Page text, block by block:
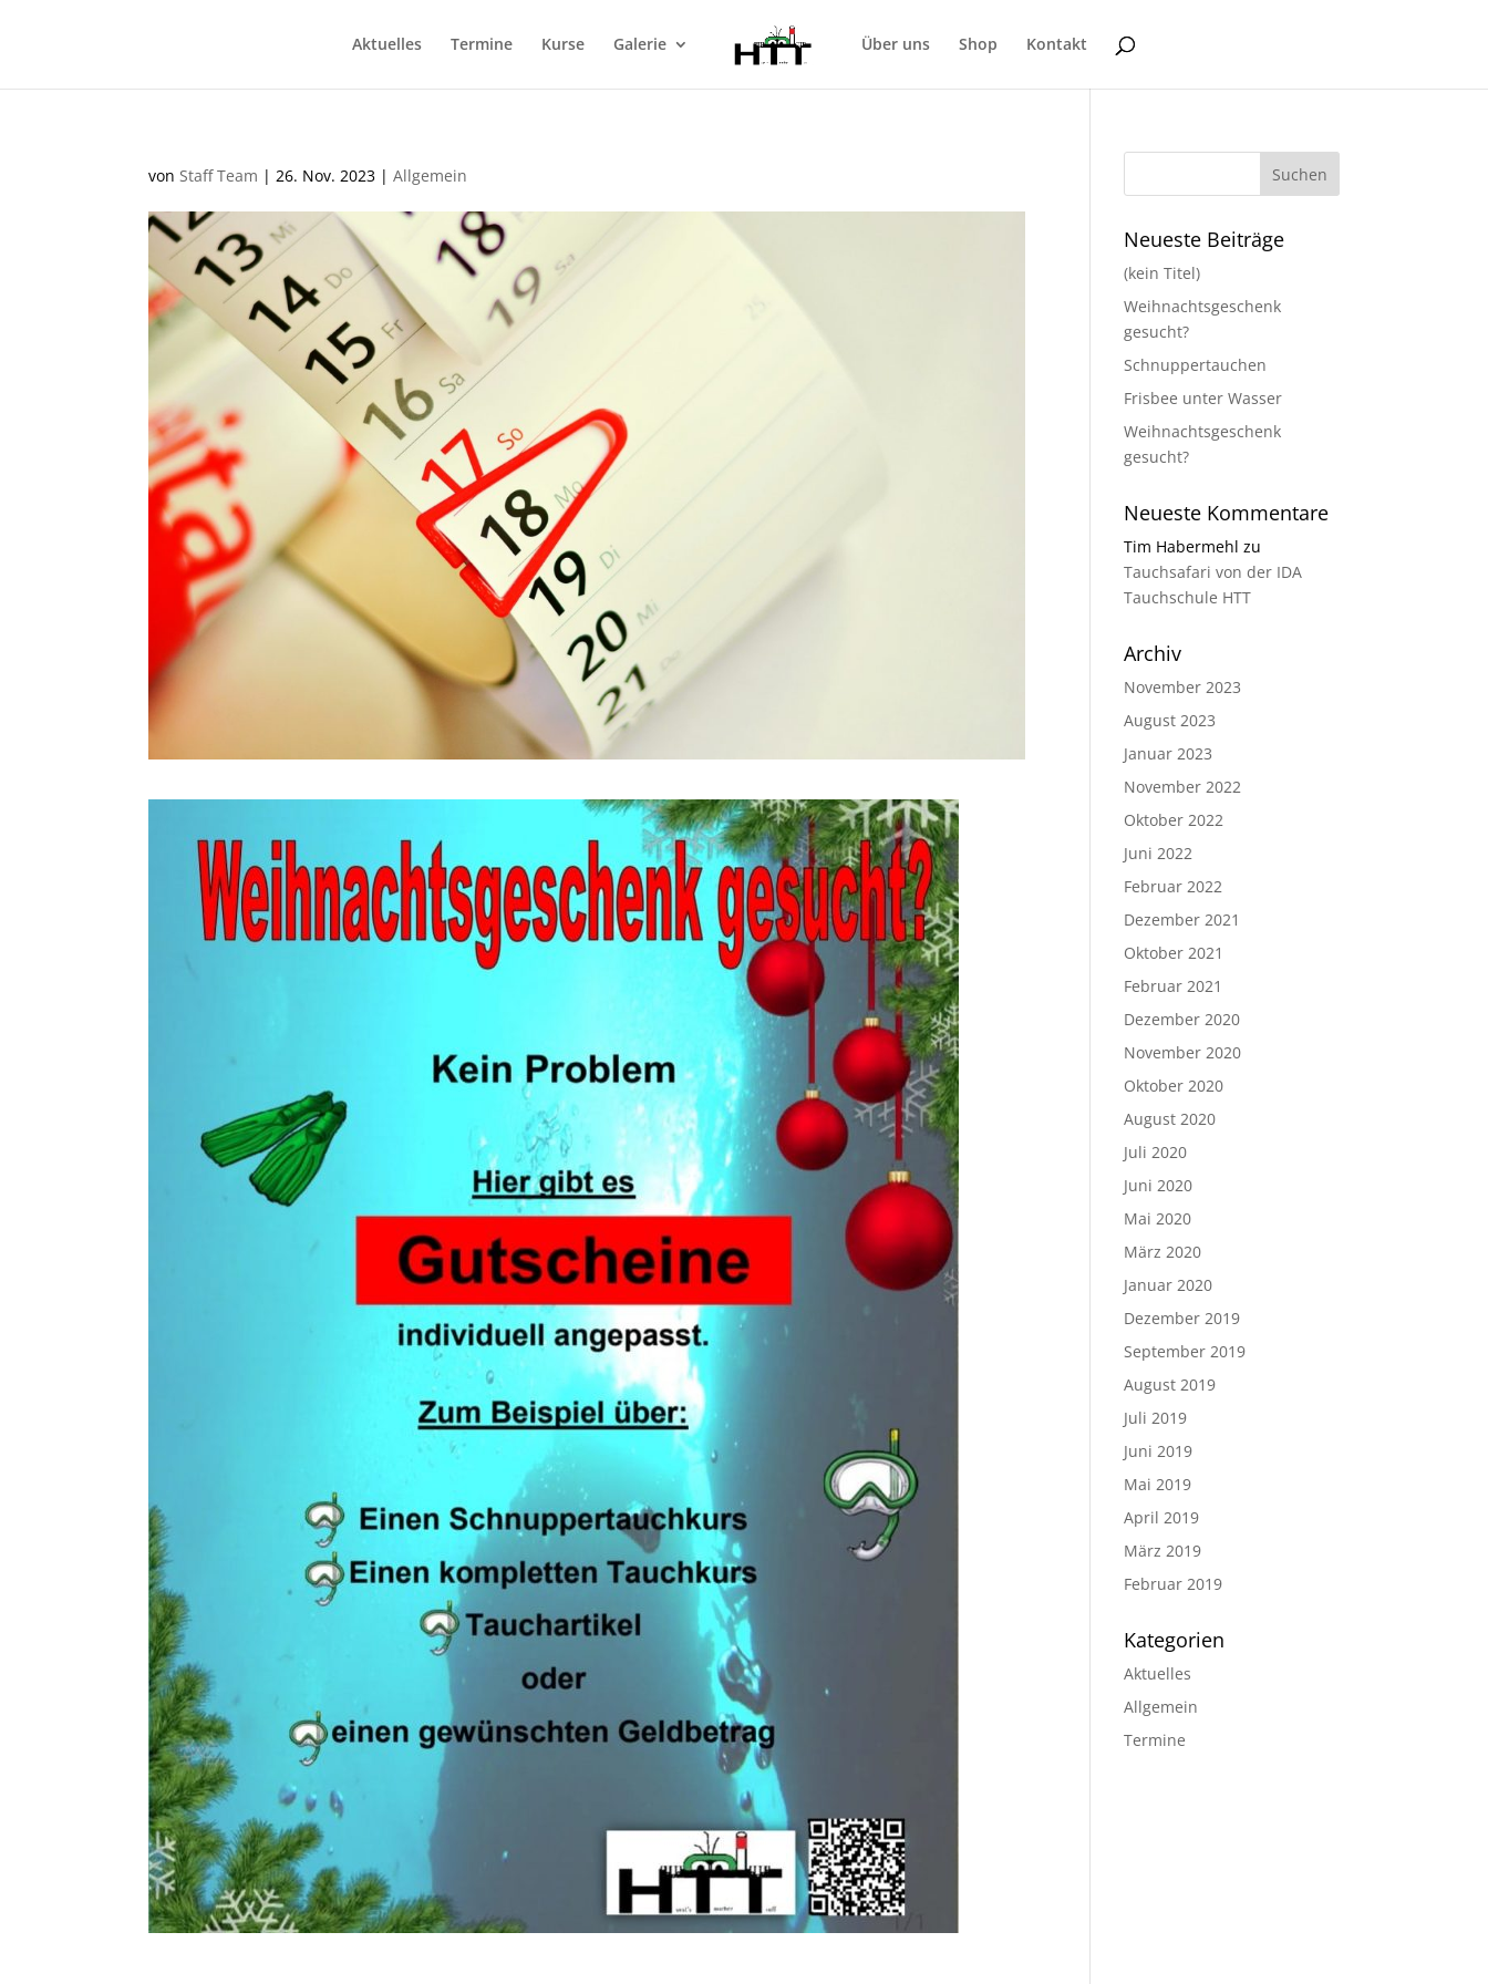
Aktuelles Termine Kurse Galerie Über uns Shop Kontakt
vonStaff Team |26. Nov. 2023 |Allgemein
Neueste Beiträge
(kein Titel)
Weihnachtsgeschenk
gesucht?
Schnuppertauchen
Frisbee unter Wasser
Weihnachtsgeschenk
gesucht?
Neueste Kommentare
Tim Habermehl zu
Tauchsafari von der IDA
Tauchschule HTT
Archiv
November 2023
August 2023
Januar 2023
November 2022
Oktober 2022
Juni 2022
Februar 2022
Dezember 2021
Oktober 2021
Februar 2021
Dezember 2020
November 2020
Oktober 2020
August 2020
Juli 2020
Juni 2020
Mai 2020
März 2020
Januar 2020
Dezember 2019
September 2019
August 2019
Juli 2019
Juni 2019
Mai 2019
April 2019
März 2019
Februar 2019
Kategorien
Aktuelles
Allgemein
Termine